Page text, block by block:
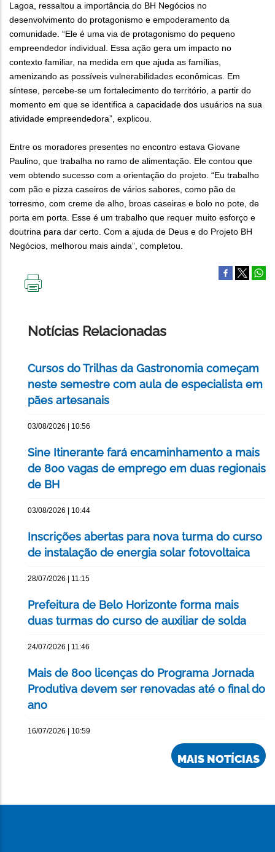
Lagoa, ressaltou a importância do BH Negócios no
desenvolvimento do protagonismo e empoderamento da
comunidade. “Ele é uma via de protagonismo do pequeno
empreendedor individual. Essa ação gera um impacto no
contexto familiar, na medida em que ajuda as famílias,
amenizando as possíveis vulnerabilidades econômicas. Em
síntese, percebe-se um fortalecimento do território, a partir do
momento em que se identifica a capacidade dos usuários na sua
atividade empreendedora”, explicou.
Entre os moradores presentes no encontro estava Giovane
Paulino, que trabalha no ramo de alimentação. Ele contou que
vem obtendo sucesso com a orientação do projeto. “Eu trabalho
com pão e pizza caseiros de vários sabores, como pão de
torresmo, com creme de alho, broas caseiras e bolo no pote, de
porta em porta. Esse é um trabalho que requer muito esforço e
doutrina para dar certo. Com a ajuda de Deus e do Projeto BH
Negócios, melhorou mais ainda”, completou.
Notícias Relacionadas
Cursos do Trilhas da Gastronomia começam
neste semestre com aula de especialista em
pães artesanais
03/08/2026 | 10:56
Sine Itinerante fará encaminhamento a mais
de 800 vagas de emprego em duas regionais
de BH
03/08/2026 | 10:44
Inscrições abertas para nova turma do curso
de instalação de energia solar fotovoltaica
28/07/2026 | 11:15
Prefeitura de Belo Horizonte forma mais
duas turmas do curso de auxiliar de solda
24/07/2026 | 11:46
Mais de 800 licenças do Programa Jornada
Produtiva devem ser renovadas até o final do
ano
16/07/2026 | 10:59
MAIS NOTÍCIAS